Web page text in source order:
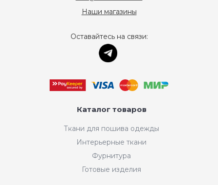
Наши магазины
Оставайтесь на связи:
Каталог товаров
Ткани для пошива одежды
Интерьерные ткани
Фурнитура
Готовые изделия